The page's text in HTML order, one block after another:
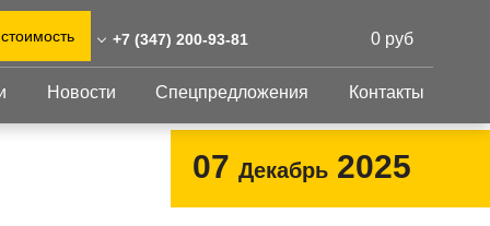
+7 (347) 200-93-81
200-93-81
0 руб
Крепеж
Новости Спецпредложения Контакты
07 Декабрь 2025